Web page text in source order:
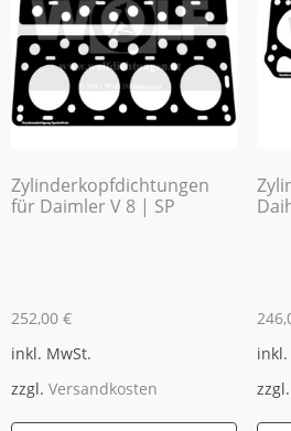
Zylinderkopfdichtungen
für Daimler V 8 | SP
252,00 €
inkl. MwSt.
zzgl. Versandkosten
inkl.
zzgl.